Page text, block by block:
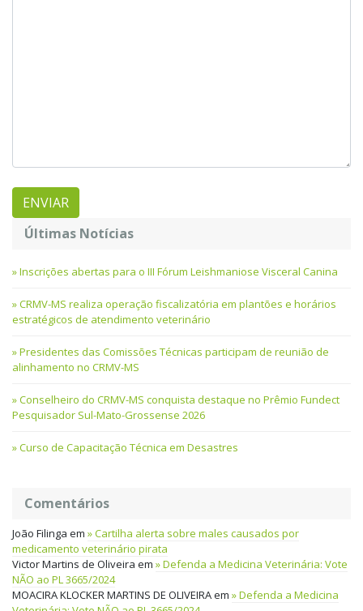
Últimas Notícias
Inscrições abertas para o III Fórum Leishmaniose Visceral Canina
CRMV-MS realiza operação fiscalizatória em plantões e horários
estratégicos de atendimento veterinário
Presidentes das Comissões Técnicas participam de reunião de
alinhamento no CRMV-MS
Conselheiro do CRMV-MS conquista destaque no Prêmio Fundect
Pesquisador Sul-Mato-Grossense 2026
Curso de Capacitação Técnica em Desastres
Comentários
João Filinga em
Cartilha alerta sobre males causados por
medicamento veterinário pirata
Victor Martins de Oliveira em
Defenda a Medicina Veterinária: Vote
NÃO ao PL 3665/2024
MOACIRA KLOCKER MARTINS DE OLIVEIRAem
Defenda a Medicina